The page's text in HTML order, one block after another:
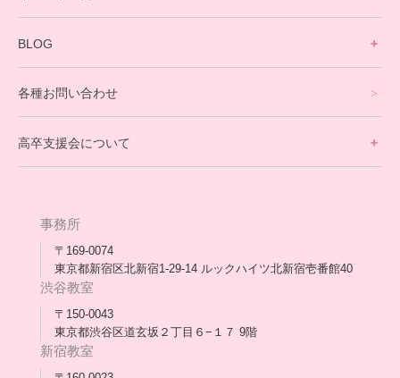
英会話・海外留学コース
寮生活サポート
卒業生の今
アウトリーチ支援
[家庭訪問カウンセリング]
BLOG
保護者交流だより一覧
会長コラム一覧
各種お問い合わせ
高卒支援会について
メディア出演
スタッフ紹介
合格・進路実績
事務所
〒169-0074
東京都新宿区北新宿1-29-14 ルックハイツ北新宿壱番館40
渋谷教室
〒150-0043
東京都渋谷区道玄坂２丁目６−１７ 9階
新宿教室